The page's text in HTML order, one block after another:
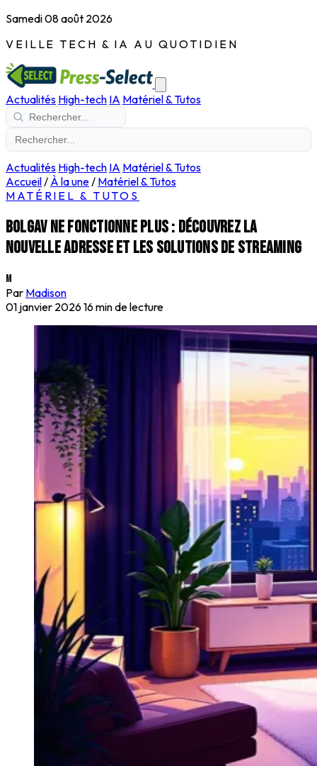
Samedi 08 août 2026
VEILLE TECH & IA AU QUOTIDIEN
Actualités High-tech IA Matériel & Tutos
Actualités High-tech IA Matériel & Tutos
Accueil/ À la une/ Matériel & Tutos
MATÉRIEL & TUTOS
Bolgav ne fonctionne plus : découvrez la
nouvelle adresse et les solutions de streaming
M
Par Madison
01 janvier 202616 min de lecture